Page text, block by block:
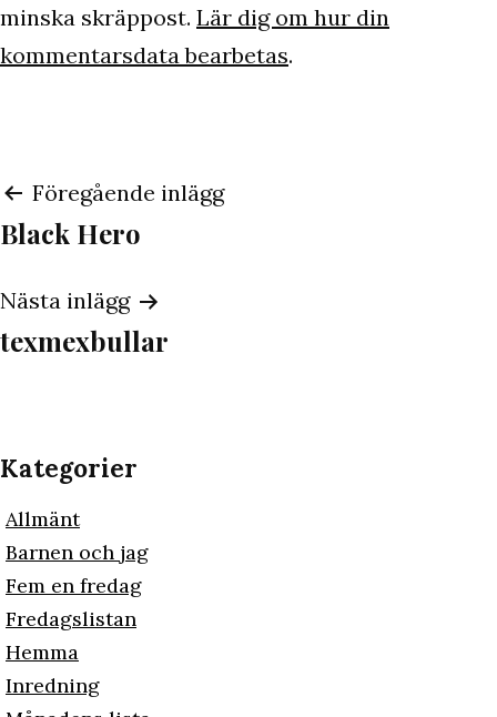
minska skräppost. Lär dig om hur din
kommentarsdata bearbetas.
Inläggsnavigering
Föregående inlägg
Black Hero
Nästa inlägg
texmexbullar
Kategorier
Allmänt
Barnen och jag
Fem en fredag
Fredagslistan
Hemma
Inredning